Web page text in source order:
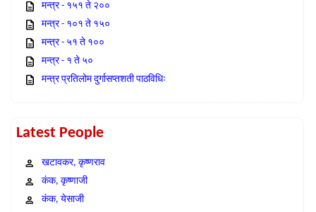
मन्त्र - १५१ ते २००
मन्त्र - १०१ ते १५०
मन्त्र - ५१ ते १००
मन्त्र - १ ते ५०
मन्त्र प्रतिलोम दुर्गासप्तशती पाठविधिः
Latest People
खटावकर, कृष्णराव
कंक, कृष्णाजी
कंक, येसाजी